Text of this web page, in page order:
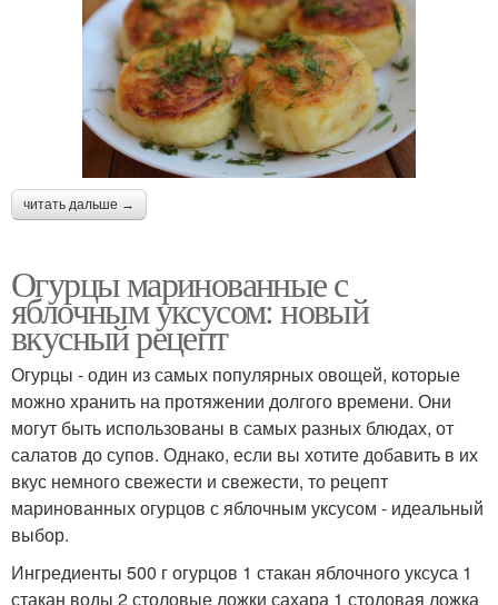
читать дальше →
Огурцы маринованные с
яблочным уксусом: новый
вкусный рецепт
Огурцы - один из самых популярных овощей, которые
можно хранить на протяжении долгого времени. Они
могут быть использованы в самых разных блюдах, от
салатов до супов. Однако, если вы хотите добавить в их
вкус немного свежести и свежести, то рецепт
маринованных огурцов с яблочным уксусом - идеальный
выбор.
Ингредиенты 500 г огурцов 1 стакан яблочного уксуса 1
стакан воды 2 столовые ложки сахара 1 столовая ложка